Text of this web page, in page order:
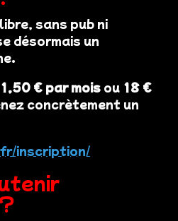
sans pub ni
désormais un
1,50 € par mois ou 18 €
concrètement un
inscription/